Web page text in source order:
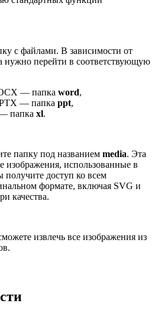
с файлами. В зависимости от
нужно перейти в соответствующую
— папка word,
— папка ppt,
папка xl.
папку под названием media. Эта
изображения, использованные в
доступ ко всем
формате, включая SVG и
качества.
извлечь все изображения из